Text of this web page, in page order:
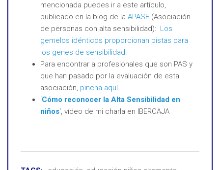
mencionada puedes ir a este artículo,
publicado en la blog de la APASE (Asociación
de personas con alta sensibilidad): Los
gemelos idénticos proporcionan pistas para
los genes de sensibilidad.
Para encontrar a profesionales que son PAS y
que han pasado por la evaluación de esta
asociación, pincha aquí.
‘Cómo reconocer la Alta Sensibilidad en
niños‘, vídeo de mi charla en IBERCAJA